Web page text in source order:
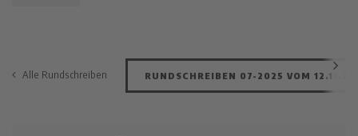
Alle Rundschreiben RUNDSCHREIBEN 07-2025 VOM